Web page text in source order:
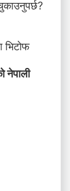
नेपाली